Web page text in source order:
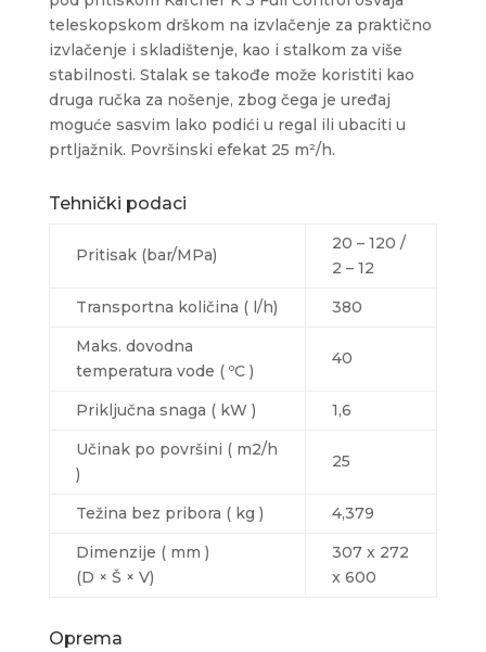
teleskopskom drškom na izvlačenje za praktično
izvlačenje i skladištenje, kao i stalkom za više
stabilnosti. Stalak se takođe može koristiti kao
druga ručka za nošenje, zbog čega je uređaj
moguće sasvim lako podići u regal ili ubaciti u
prtljažnik. Površinski efekat 25 m²/h.
Tehnički podaci
Pritisak (bar/MPa)
20 – 120 /
2 – 12
Transportna količina ( l/h)
380
Maks. dovodna
temperatura vode ( ºC )
40
Priključna snaga ( kW )
1,6
Učinak po površini ( m2/h
)
25
Težina bez pribora ( kg )
4,379
Dimenzije ( mm )
(D × Š × V)
307 x 272
x 600
Oprema